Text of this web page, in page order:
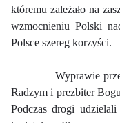
któremu zależało na
wzmocnieniu Polski
Polsce szereg korzyści.
Wyprawie
Radzym i prezbiter
Podczas drogi